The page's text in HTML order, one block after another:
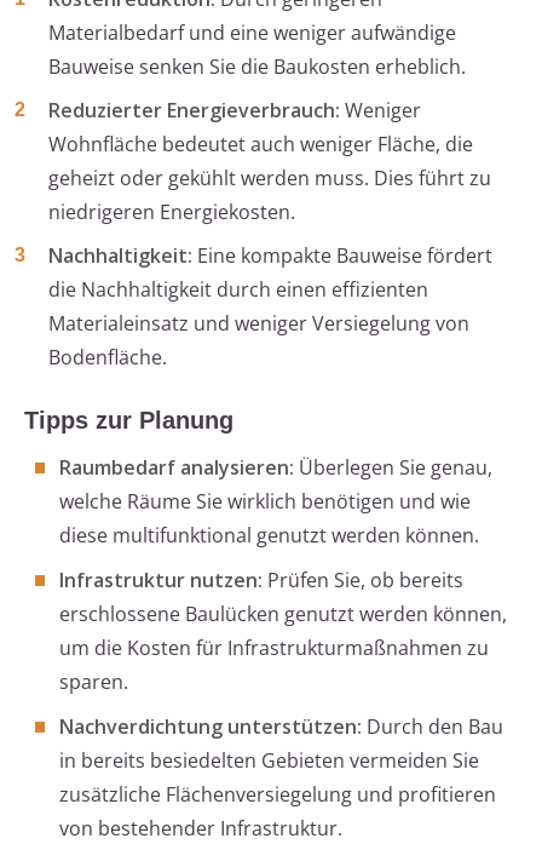
Materialbedarf und eine weniger aufwändige
Bauweise senken Sie die Baukosten erheblich.
Reduzierter Energieverbrauch: Weniger
Wohnfläche bedeutet auch weniger Fläche, die
geheizt oder gekühlt werden muss. Dies führt zu
niedrigeren Energiekosten.
Nachhaltigkeit: Eine kompakte Bauweise fördert
die Nachhaltigkeit durch einen effizienten
Materialeinsatz und weniger Versiegelung von
Bodenfläche.
Tipps zur Planung
Raumbedarf analysieren: Überlegen Sie genau,
welche Räume Sie wirklich benötigen und wie
diese multifunktional genutzt werden können.
Infrastruktur nutzen: Prüfen Sie, ob bereits
erschlossene Baulücken genutzt werden können,
um die Kosten für Infrastrukturmaßnahmen zu
sparen.
Nachverdichtung unterstützen: Durch den Bau
in bereits besiedelten Gebieten vermeiden Sie
zusätzliche Flächenversiegelung und profitieren
von bestehender Infrastruktur.